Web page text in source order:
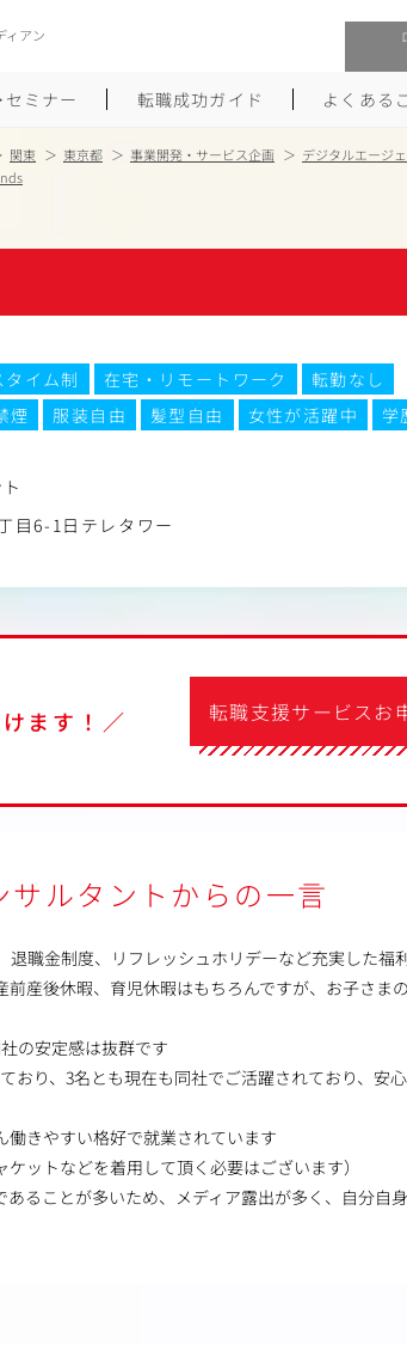
ィアン
ミナー 転職成功ガイド
方
くり方
のつくり方
エグゼクティブ転職
しゅふクリ･ママクリ転職
年収アップ転職
よくある
関東 東京都 事業開発・サービス企画
デジタルエージ
イム制 在宅・リモートワーク
転勤なし
煙 服装自由 髪型自由 女性が活躍中 学
目6-1日テレタワー
ます！／ 転職支援サービスお
サルタントからの一言
職金制度、リフレッシュホリデーなど充実した福
産後休暇、育児休暇はもちろんですが、お子さま
の安定感は抜群です
おり、3名とも現在も同社でご活躍されており、安
きやすい格好で就業されています
ケットなどを着用して頂く必要はございます）
ることが多いため、メディア露出が多く、自分自